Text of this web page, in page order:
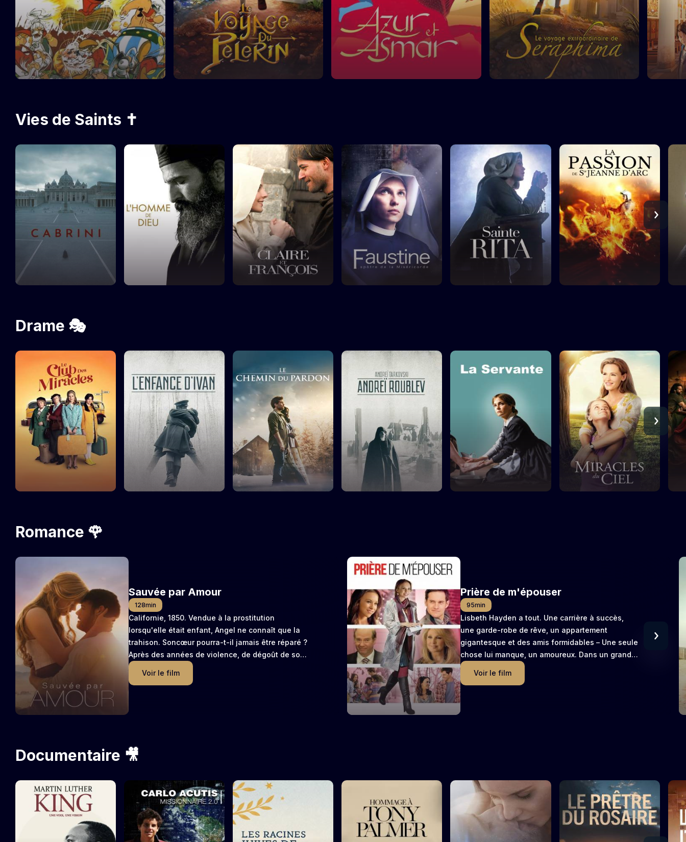
Vies de Saints ✝️
Drame 🎭
Romance ️🌹
Sauvée par Amour
128min
Californie, 1850. Vendue à la prostitution
lorsqu'elle était enfant, Angel ne connaît que la
trahison. Soncœur pourra-t-il jamais être réparé ?
Après des années de violence, de dégoût de soi-
même et demépris, elle rencontre Michael Hosea.
Pour la première fois, Angel entrevoit un chemin
de rédemption.Mais ses vieux démons ne tardent
Voir le film
Prière de m'épouser
95min
Lisbeth Hayden a tout. Une carrière à succès,
une garde-robe de rêve, un appartement
gigantesque et des amis formidables – Une seule
chose lui manque, un amoureux. Dans un grand
moment de désespoir, elle se fait passer pour
une chrétienne sur un site de rencontre dans
l’attente de trouver l’homme idéal. Cependant,
Lisbeth ne vient pas du tout de cet univers
Voir le film
Documentaire 🎥